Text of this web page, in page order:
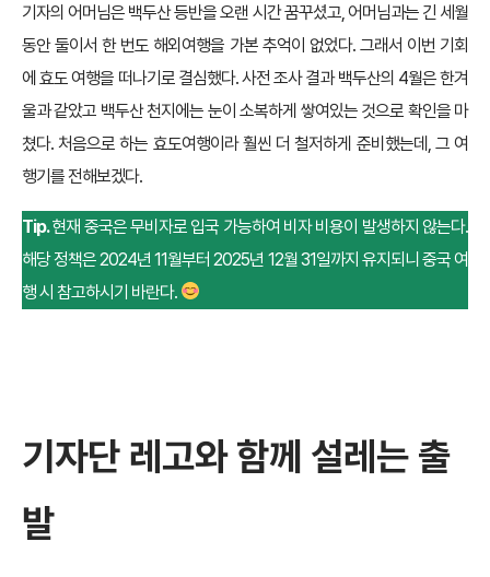
기자의 어머님은 백두산 등반을 오랜 시간 꿈꾸셨고, 어머님과는 긴 세월
동안 둘이서 한 번도 해외여행을 가본 추억이 없었다. 그래서 이번 기회
에 효도 여행을 떠나기로 결심했다. 사전 조사 결과 백두산의 4월은 한겨
울과 같았고 백두산 천지에는 눈이 소복하게 쌓여있는 것으로 확인을 마
쳤다. 처음으로 하는 효도여행이라 훨씬 더 철저하게 준비했는데, 그 여
행기를 전해보겠다.
Tip.현재 중국은 무비자로 입국 가능하여 비자 비용이 발생하지 않는다.
해당 정책은 2024년 11월부터 2025년 12월 31일까지 유지되니 중국 여
행 시 참고하시기 바란다.
기자단 레고와 함께 설레는 출
발